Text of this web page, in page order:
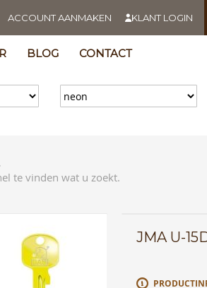
ACCOUNT AANMAKEN KLANT LOGIN
BLOG CONTACT
te vinden wat u zoekt.
JMA U-